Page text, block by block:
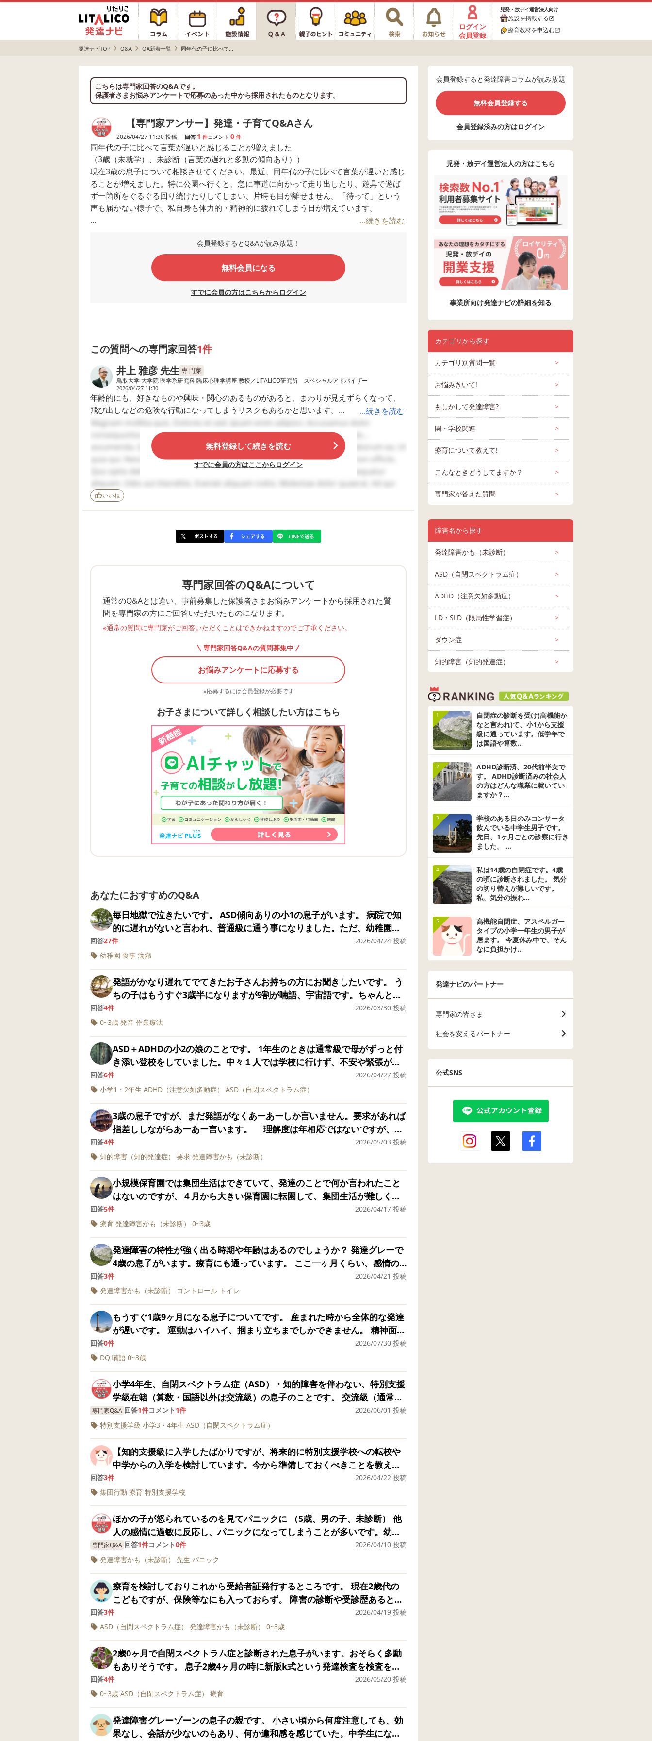
ログイン
会員登録
児発・放デイ運営法人向け
施設を掲載する
療育教材を申込む
発達ナビTOP Q&A QA新着一覧 同年代の子に比べて...
こちらは専門家回答のQ&Aです。
保護者さまお悩みアンケートで応募のあった中から採用されたものとなります。
【専門家アンサー】発達・子育てQ&Aさん
2026/04/27 11:30 投稿 回答 1 件コメント 0 件
同年代の子に比べて言葉が遅いと感じることが増えました
（3歳（未就学）、未診断（言葉の遅れと多動の傾向あり））
現在3歳の息子について相談させてください。最近、同年代の子に比べて言葉が遅いと感じ
ることが増えました。特に公園へ行くと、急に車道に向かって走り出したり、遊具で遊ば
ず一箇所をぐるぐる回り続けたりしてしまい、片時も目が離せません。「待って」という
声も届かない様子で、私自身も体力的・精神的に疲れてしまう日が増えています。
...続きを読む
会員登録するとQ&Aが読み放題！
無料会員になる
すでに会員の方はこちらからログイン
この質問への専門家回答1件
井上 雅彦 先生 専門家
鳥取大学 大学院 医学系研究科 臨床心理学講座 教授／LITALICO研究所 スペシャルアドバイザー
2026/04/27 11:30
年齢的にも、好きなものや興味・関心のあるものがあると、まわりが見えずらくなって、
飛び出しなどの危険な行動になってしまうリスクもあるかと思います。
まずお子さんが理解できるルールを事前に言葉やカードなどで伝えておくことが考えられ
ます。しかし年齢や発達の状態から万全とはいえないこともあります。
行動を予測して危険の少ない環境を選ぶこと、とっさの関わりができるような距離で見守
ることも大切だと思います。
受診については、いきなり医療受診をするのではなく、まず園の先生に相談をされたり、
地域で発達の相談ができる機関、例えば児童発達支援センターなどで相談をしたり、アセ
スメントを受けてみるのも良いと思います。
...続きを読む
Magnam mollitia quis. Dolores et sed. Ipsam enim adipisci. Accusamus dolor
consequuntur. Eveniet quis quia. Quis soluta esse. Aut in id. Eos cupiditate
assumenda. Quibusdam excepturi tempore. Quasi nostrum tenetur. Et laborum ea. Ut
quia qui. Nesciunt explicabo sed. Consequatur occaecati quia. Similique non officiis.
Quo optio delectus. Eos pariatur ex. Aut cum ab. Dolores id ut. Velit consequatur
aliquam. Odio aut blanditiis. Eveniet aliquam nobis. Molestiae dolor quaerat. Ad qui
amet. Et veniam atque. Optio eos qui. Architecto consectetur eum. Molestias vitae
sequi. Ut suscipit culpa. Corporis officiis eos.
無料登録して続きを読む
すでに会員の方はここからログイン
いいね
専門家回答のQ&Aについて
通常のQ&Aとは違い、事前募集した保護者さまお悩みアンケートから採用された質
問を専門家の方にご回答いただいたものになります。
※通常の質問に専門家がご回答いただくことはできかねますのでご了承ください。
専門家回答Q&Aの質問募集中
お悩みアンケートに応募する
※応募するには会員登録が必要です
お子さまについて詳しく相談したい方はこちら
あなたにおすすめのQ&A
毎日地獄で泣きたいです。 ASD傾向ありの小1の息子がいます。 病院で知
的に遅れがないと言われ、普通級に通う事になりました。ただ、幼稚園時
代に二次障害か精神がおかしくなってしまい、強度行動障害のような状態
になってしまいました。 それに関しては、息子の人格とは無関係の行動な
ので、別の問題かと思っていまして…、 悩んでいるのは、1歳からずっと止
めろと言われた事を止められない、やれと言われた事ができない事です。
最近家で椅子をユラユラさせ、後ろの棚にガツンとぶつけるという事をず
ーっとやっています。大激怒して注意しても、数十秒後に椅子に戻ってい
ます。 学校も付き添って行っているのですが、もう2週間経つのに、今自
分が何をすべきか全く分かりません。 朝学校に着いてもぼーっと上の空。
靴を上履きに履き替えるのもよく分かっていません。 ランドセルの中身を
道具箱にしまう、テーブルクロス袋をランドセルから外す、そんな手順も
分かりません。 給食の時、「皆は何を用意してる？」と聞いても、テーブ
ルクロスを敷くと気づきません。「はい」とテーブルクロス袋を渡した
ました。 テーブルクロスは幼稚園でも同じような手順で使っていたにも関
わらずです。 呆れてものも言えません。 我が子がこんな状態な事に今まで
気付いていなかった自分にもびっくりです。 確かに、家では息子に何か手
伝いらしい事をさせた事があまり無いです。 私がADHD診断済、ASD傾向
も少しありなせいか、家事がとことん効率化されてしまっており、息子が
できる事がほとんど無いのです…。 服は畳まずハンガーにかけるので、息
子に届かない、等。 支度等も、息子があまりに行動が遅いので、着替えや
食事で毎日精一杯でした。食事をよそう等も、あまりに危なっかしいの
で、まだ教える時期じゃないかな？なんて思っていました。よく考えたら
もう給食当番ありますよね。 幼稚園では身の回りの事を習っているだろう
から大丈夫かな、等と思っていました。 そう、遅いんです。普通の遅さじ
ゃありません。食事は、時間がいくらでもある時は5分に1回程度「早くし
なさいね？」と声掛けしますが、1時間半掛かる事もあります。お腹が空い
てないのかと思いきや、デザートは凄い速さでたっぷり食べます。 「急い
で食べないとデザート無いよ」等と言っても、根本的に速くなる事はあり
ませんでした。結局毎日そう急かさないと食べないのです。 朝学校がある
時は「急いで、食べて食べて」と、1分に1回くらいの注意で、30分で強制
終了です。デザートが食べられなくなるのが嫌だ、という気持ちだけで何
とか食べ進めています。 着替えも、毎日服を目の前に置いても、服も言わ
れるまで脱げない、脱いだ後裸でゴロゴロしているばかりです。寒い時期
はいつの間にか着てたりします。一応着る能力はあるのですが、着たくな
い気持ちが強いんだと思います。 本当にASD傾向だけでしょうか？確かに
知能テストではちゃんと答えられていましたが、何もできず、どこからど
う見ても知的障害の子です。 他の人とは言葉もあまり通じません。言葉が
あまり理解できない、理解されない状態です。私は何故かあまり喋れない
人とも会話ができてしまうので、気付きませんでした。 クラスメイトには
「◯◯君、ギラギラ」みたいな、赤ちゃんのような会話しかできません。
会話のキャッチボールができませんし、音のリズムを楽しむような事しか
できません。一応癇癪を起こさなければ質問には答えられる事もある、と
いう感じです。 長期の記憶力だけは人並みにあるみたいですが、自分で考
える力が皆無です。これをやったらどうなるかという事が一切考えられま
せん。 例えば傘を振り回しているのを注意したとします。「なんで駄目な
の？傘がガーンと壁に当たって、折れて、◯◯ちゃん(自分)が怪我をしちゃ
うから？！」と言いながら癇癪を起こすのです。 人や物に当たったら危な
い、というのが理解できません。自分の事しか考えられないのです。 こん
な息子でも、たまーに回路が繋がっているような事があるんです。私が風
邪を引いているのを少し心配してくれたり、全然話を聞いていないかと思
っていたら、聞いて理解している事があったり。 病院に相談したら、そん
なに酷いなら精神の方で手帳取ろうね、と言われました。 しかし、どう考
えても普通級は無理そうです。ですが、うちの自治体ではIQが境界知能以
級があっても、息子はついていけないのではないかと思っています。療育
の少人数でも1人だけ全くついていけてなかったからです。 皆さんのお子
さんや、身の回りの人で、こんな壊滅的な(失礼)状態から大人になった方は
いらっしゃいますか？ どのような大人になりましたか？ 知的に遅れがなけ
ればいつか考えられるようになるという話を色々な方から聞きましたが、
本当ですか？ それとも、ここまでだとまともに社会生活を送るのは無理だ
ったりしますか？ 家庭の方針が全く決められず、困っています。
回答27件
2026/04/24 投稿
幼稚園 食事 癇癪
発語がかなり遅れてでてきたお子さんお持ちの方にお聞きしたいです。 う
ちの子はもうすぐ3歳半になりますが9割が喃語、宇宙語です。ちゃんと発
音できて知らない相手にも伝わる言葉はかなり少なめ。（ママ、パパ、わ
んわん、パンなど、、） 理解はそこまで大幅には遅れていないようでこち
らが話すことは結構理解できることも多いです。でも本人が発言するとな
ると音数や音程はあっていることはありますが発音が絶望的でずっと一緒
にいる母親の私だけが一連の動作、視線、指差し、表情、時間帯など色々
加味した上でやっと少しだけ言っていることが理解できるくらいのレベル
です。 最近お友達との関わりが増えてきた中で今はお友達たちも3歳と幼
いから言葉がなくてもノリで遊んでくれているけど今後4.5.6歳、、とみん
な大きくなって色々ともっと理解できるようになったらなんでこいつ喋れ
ないんだろ、変なことしか言わないんだろとか思われてしまうのかなと不
安になりました。 今もたまにうちの子の喃語をお友達が真似している時が
ありますが見てて悪意は全くない感じでうちの子も楽しそうだからいいの
んだろうなと思っています。 発語に関しては個人差があることは重々承知
の上なのですがちゃんと物心ついてからの発語が遅い子、定型の子たちの
関わりはどんな感じなんだろうと気になりました。 どなたか経験談教えて
くださると嬉しいです。 ちなみに2歳から療育と言語療法、3歳から発達専
門の病院にも定期的に受診し作業療法もやっています。診断は病院の方針
で年齢的にまだついていませんが先生のお話的にはASDグレーです。
回答4件
2026/03/30 投稿
0~3歳 発音 作業療法
ASD＋ADHDの小2の娘のことです。 1年生のときは通常級で母がずっと付
き添い登校をしていました。中々１人では学校に行けず、不安や緊張が強
く自傷行為もあった為、支援員さんにも見守ってもらいながら、学校に来
れただけですごいね〜って寄り添ってくれていました。 担任はわりと新人
よりな先生でクラスにいっぱいいっぱいで😂娘の事まで手がまわらず、ほ
とんど支援員さんもつきっきりでした。(安心できる日は母とバイバイでき
る日もありました。) ２年生からは支援級に入れて(1年生のときも希望して
いましたが入れず…) 支援級の担任の先生が結構厳しめというかメリハリを
大事にしているのか注意が多く、、 泣いても味方になれないよ。冷静に話
そう。と指導を受けているようで、、 1年生の時は学校にこれただけで偉
いね〜から180度変わってしまい、娘も疲れてしまったようで、、２年生か
らは母とも離れて朝から下校まで毎日頑張っていて、私としてはそれだけ
でもすごいと思ってしまうんですが、、 帰りに担任から家でも厳しくして
ください。泣けばなんでも許される、やってもらえると誤認すると大変な
泣けばやってもらえるとは娘も思ってないし、、まずは寄り添ってから冷
静に話しを聞くとかでもいいのになって思ってしまうし… 学校で頑張って
いるぶん家では安心していてほしいし、、家でも厳しくしたら娘の居場所
回答6件
2026/04/27 投稿
小学1・2年生 ADHD（注意欠如多動症） ASD（自閉スペクトラム症）
3歳の息子ですが、まだ発語がなくあーあーしか言いません。要求があれば
指差ししながらあーあー言います。 理解度は年相応ではないですが、物
の名前を聞いたら指差しできたり、簡単な指示は通ります。 息子と同じよ
うな感じのお子さんをお持ちの方に質問です。 その後、しゃべれるように
なりましたか？ 2歳半で軽度知的の診断はおりています。
回答4件
2026/05/03 投稿
知的障害（知的発達症）
要求 発達障害かも（未診断）
小規模保育園では集団生活はできていて、発達のことで何か言われたこと
はないのですが、４月から大きい保育園に転園して、集団生活が難しく、
自分のクラス以外の子が合流したり、人がたくさんいる時に逃げ出して廊
下の椅子で1人でリフレッシュしてしまうそうです。保育園から療育を勧め
られました。親としてまだ受け入れられ無いのです。
回答5件
2026/04/17 投稿
療育 発達障害かも（未診断） 0~3歳
発達障害の特性が強く出る時期や年齢はあるのでしょうか？ 発達グレーで
4歳の息子がいます。療育にも通っています。 ここ一ヶ月くらい、感情の
コントロールや切り替えの弱さが目立っています。 幼稚園に通っていて、
修了式の少し前から、年中になるということに不安感がある様子でした。
春休みに入ってからは、お友達と会わないからなのか、ストレスが溜まっ
ている様子が見られました。 進級して幼稚園が始まってからも、新しい環
境で慣れないからか、いつもイライラしたり切り替えが難しい様子です。
なんとなく、一年前よりは良いが(または同じくらいだが)、半年前よりは悪
いという感じです。 前はできていたのに、と思うようなところが多いで
す。 気になっているところは、言い方が強いところです。 要求するとき
に、いちいち語尾に怒りマークがついている感じです。 また、全部自分の
思い通りにしたいというところもあります。 切り替えもできるようになっ
てきていたのに最近は難しいことが多いです。(主に歯磨きやトイレなどの
生活習慣) ほっぺを膨らませて怒った顔をして、嫌なことを主張してくるよ
園でもお友達に〇〇されたというのを本人から聞きますが、掘り下げてい
くと「どいてどいてって言ったのにどいてくれなかった」「貸してくれな
かった」「全部自分で使いたかった」のような、本人が原因を作っている
ようなことばかりです。 物事の良し悪しは確認すると分かっているような
んですが、実際の場面ではうまくいかないことが多いようです。 新生活が
始まる時期だからこういうのが強く出ているのかなという感じもしていま
すが、年齢によってもどんどん強くなっていくのでしょうか？
回答3件
2026/04/21 投稿
発達障害かも（未診断）
コントロール トイレ
もうすぐ1歳9ヶ月になる息子についてです。 産まれた時から全体的な発達
が遅いです。 運動はハイハイ、掴まり立ちまでしかできません。 精神面は
模倣もほぼ出来なくて、言葉認知も乏しいです。 おもちゃの遊び方を教え
ても理解せず、指差しした方向は見てくれますが、指差しはしません。 言
葉は喃語のみで呼びかけてはくれますが『ばんば、ばぁ！、んば、だ
っ！』とかがメインで、たまーに『マンマンマン、マァマァ』って言うく
らいです。 絵本、歌、ふれあい遊びや人は好きで表情は豊かなので、自他
共に対人面では違和感を感じたことはありません。 人の好き嫌いや場所見
知りする時はありますが…。 1歳からＰＴ、1歳4ヶ月からＳＴを追加、1歳
発達センターでの検査ではDQ53でした。 今の状態から定型の子に追いつ
いたり、普通学級への進学は厳しいのでしょうか？ 同じような成長をして
きた子たちの成長過程や診断がついたかどうかを知りたいです。 宜しくお
願いします。
回答0件
2026/07/30 投稿
DQ 喃語 0~3歳
小学4年生、自閉スペクトラム症（ASD）・知的障害を伴わない、特別支援
学級在籍（算数・国語以外は交流級）の息子のことです。 交流級（通常学
級）での過ごし方が「ただ座っているだけ」になっており、強い不安を感
じています。算数などは特別支援学級で手厚く見ていただいていますが、
交流級の理科や社会では、息子が板書を写せずボーっとしていても何の配
慮もなく授業が進んでいるようです。 先日、授業参観で一言も発さず透明
人間のように座り続ける息子の姿を見て、これが本当に「インクルーシブ
な教育」なのかと悲しくなりました。学校側からは「静かに座れているの
で大丈夫」と言われますが、教育的配慮のない時間は、息子にとっても良
得るために、学校とどう交渉すべきなのでしょうか。
専門家Q&A 回答1件コメント 1件
2026/06/01 投稿
特別支援学級 小学3・4年生 ASD（自閉スペクトラム症）
【知的支援級に入学したばかりですが、将来的に特別支援学校への転校や
中学からの入学を検討しています。今から準備しておくべきことを教えて
ください】 ーーーーーーーーーーーーーーーーーー 小学校の知的障害特別
支援級に入学したばかりの子供（新1年生）を持つ親です。 入学して数日
ですが、集団行動はなんとかついていけますが、知能面（読み書きや数
字）の遅れが目立つため、授業についていけるのか、今の環境が本人に合
っているのか非常に不安を感じています。 お友達が大好きな本人の特性を
活かせると思い支援級を選びましたが、もし今後、本人が自信を失うよう
なことがあれば中学から（あるいは小学校の途中から）特別支援学校へ移
資料はすべて手元にあり、現在は「支援シート」を作成して担任の先生と
連携を始めたところです。 そこで、支援学校への転校や中学からの入学を
視野に入れている場合、低学年のうちからどのような準備や情報収集をし
ておくべきでしょうか？特にお聞きしたいのは以下の点です。 1.記録の残
な記録を蓄積しておくとスムーズでしょうか？ 2.見学のタイミング： まだ
1年生ですが、早い段階で支援学校の見学に行っても良いものでしょうか？
どこかに相談すべきでしょうか。 3.判断の目安：「支援級から支援学校
へ」と切り替えた経験がある方がいらっしゃれば、どのような状況が決め
手になったか伺いたいです。 支援級の先生がコロコロ変わっている、知識
の少ない先生が多い感じがして（これは仕方のないことで、分かっていた
ことではあるのですが） 今の選択が間違いだったのではと心が不安定にな
回答3件
2026/04/22 投稿
集団行動 療育 特別支援学校
ほかの子が怒られているのを見てパニックに （5歳、男の子、未診断） 他
人の感情に過敏に反応し、パニックになってしまうことが多いです。幼稚
園でお友だちが転んで泣き出したり、先生が別の子を少し強めの口調で注
意したりすると、まるで自分が怒られているかのように怯え、激しく泣き
叫んでパニックになってしまいます。耳を塞いでその場にうずくまってし
まうこともあり、一度スイッチが入ると落ち着かせるまでにかなりの時間
がかかります。周囲の感情を過剰に受け取っているようです。このような
場面で、親や先生たちはどのように本人を安心させ、落ち着かせればよい
でしょうか。
専門家Q&A 回答1件コメント0件
2026/04/10 投稿
発達障害かも（未診断）
先生 パニック
療育を検討しておりこれから受給者証発行するところです。 現在2歳代の
こどもですが、保険等なにも入っておらず。 障害の診断や受診歴あると保
険に入れなくなると聞きました。 実際の所どうなんでしょうか。 また同じ
ようなタイミングで保険に入った方がいたらどちらの保険に入られたか教
えていただきたいです。
回答3件
2026/04/19 投稿
ASD（自閉スペクトラム症）
発達障害かも（未診断） 0~3歳
2歳0ヶ月で自閉スペクトラム症と診断された息子がいます。おそらく多動
もありそうです。 息子2歳4ヶ月の時に新版k式という発達検査を検査を受
けてきました。息子と似たような結果だった子供がどのような成長をした
のか、集団生活での実際にあった困り事を教えていただきたいです。 以下
結果です。 姿勢運動 102 2歳5ヶ月 認知適応 72 1歳8ヶ月 言語社会 50 1歳
2ヶ月 全領域 71 1歳8ヶ月 医師からは、グラデーションを自閉度として例
えた時に、重度よりの中程度か中程度よりの重度くらいと言われました。
回答4件
2026/05/20 投稿
0~3歳 ASD（自閉スペクトラム症） 療育
発達障害グレーゾーンの息子の親です。 小さい頃から何度注意しても、効
果なし、会話が少ないのもあり、何か違和感を感じていた。中学生になり
会員登録すると発達障害コラムが読み放題
無料会員登録する
会員登録済みの方はログイン
児発・放デイ運営法人の方はこちら
事業所向け発達ナビの詳細を知る
カテゴリから探す
カテゴリ別質問一覧 >
お悩みきいて! >
もしかして発達障害? >
園・学校関連 >
療育について教えて! >
こんなときどうしてますか？ >
専門家が答えた質問 >
障害名から探す
発達障害かも（未診断） >
ASD（自閉スペクトラム症） >
ADHD（注意欠如多動症） >
LD・SLD（限局性学習症） >
ダウン症 >
知的障害（知的発達症） >
1
自閉症の診断を受け(高機能か
なと言われ)て、小1から支援
級に通っています。低学年で
は国語や算数...
2
ADHD診断済、20代前半女で
す。 ADHD診断済みの社会人
の方はどんな職業に就いてい
ますか？...
3
学校のある日のみコンサータ
飲んでいる中学生男子です。
先日、1ヶ月ごとの診察に行き
ました。 ...
4
私は14歳の自閉症です。4歳
の頃に診断されました。 気分
の切り替えが難しいです。
私、気分の振れ...
5
高機能自閉症、アスペルガー
タイプの小学一年生の男子が
居ます。 今夏休み中で、そん
なに負担かけ...
発達ナビのパートナー
専門家の皆さま
社会を変えるパートナー
公式SNS